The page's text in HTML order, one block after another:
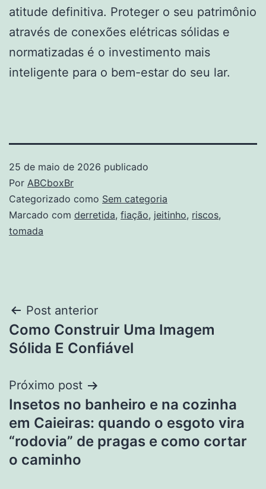
atitude definitiva. Proteger o seu patrimônio
através de conexões elétricas sólidas e
normatizadas é o investimento mais
inteligente para o bem-estar do seu lar.
25 de maio de 2026 publicado
Por ABCboxBr
Categorizado como Sem categoria
Marcado com derretida, fiação, jeitinho, riscos,
tomada
Navegação
de
Post anterior
Como Construir Uma Imagem
Sólida E Confiável
Próximo post
Insetos no banheiro e na cozinha
em Caieiras: quando o esgoto vira
“rodovia” de pragas e como cortar
o caminho